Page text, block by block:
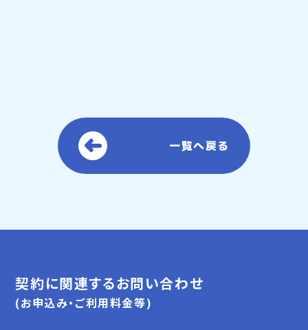
一覧へ戻る
契約に関連するお問い合わせ
(お申込み・ご利用料金等)